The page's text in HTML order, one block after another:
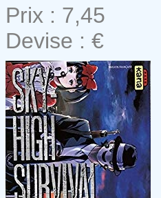
Prix : 7,45
Devise : €